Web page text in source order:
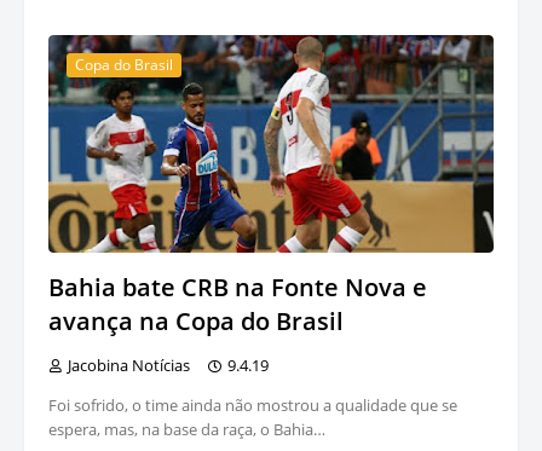
Copa do Brasil
Bahia bate CRB na Fonte Nova e
avança na Copa do Brasil
Jacobina Notícias
9.4.19
Foi sofrido, o time ainda não mostrou a qualidade que se
espera, mas, na base da raça, o Bahia…